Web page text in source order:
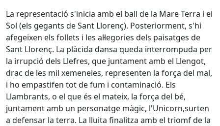
La representació s'inicia amb el ball de la Mare Terra i el
Sol (els gegants de Sant Llorenç). Posteriorment, s'hi
afegeixen els follets i les al·legories dels paisatges de
Sant Llorenç. La plàcida dansa queda interrompuda per
la irrupció dels Llefres, que juntament amb el Llengot,
drac de les mil xemeneies, representen la força del mal,
i ho empastifen tot de fum i contaminació. Els
Llambrants, o el que és el mateix, la força del bé,
juntament amb un personatge màgic, l'Unicorn,surten
a defensar la terra. La lluita finalitza amb el triomf de la